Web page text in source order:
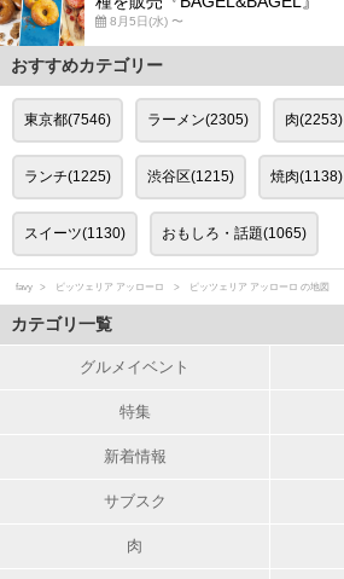
8月5日(水) 〜
おすすめカテゴリー
東京都(7546) ラーメン(2305) 肉(2253)
ランチ(1225) 渋谷区(1215) 焼肉(1138)
スイーツ(1130) おもしろ・話題(1065)
favy ピッツェリア アッローロ ピッツェリア アッローロ の地図
カテゴリ一覧
グルメイベント
特集
新着情報
サブスク
肉